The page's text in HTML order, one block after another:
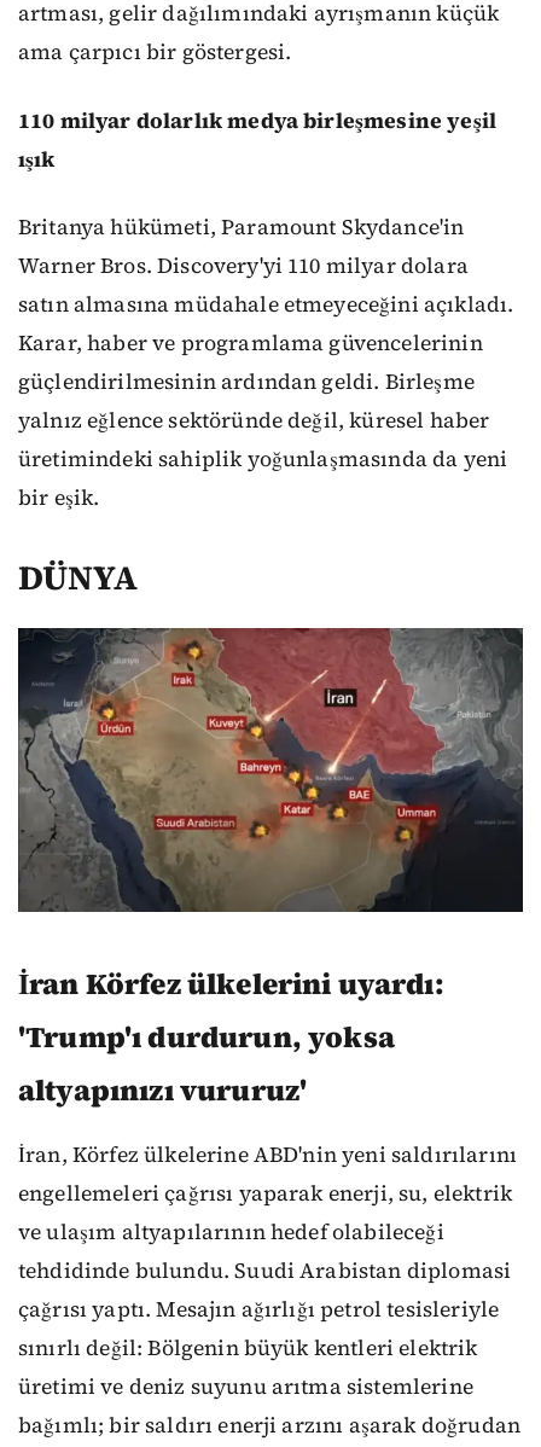
artması, gelir dağılımındaki ayrışmanın küçük
ama çarpıcı bir göstergesi.
110 milyar dolarlık medya birleşmesine yeşil
ışık
Britanya hükümeti, Paramount Skydance'in
Warner Bros. Discovery'yi 110 milyar dolara
satın almasına müdahale etmeyeceğini açıkladı.
Karar, haber ve programlama güvencelerinin
güçlendirilmesinin ardından geldi. Birleşme
yalnız eğlence sektöründe değil, küresel haber
üretimindeki sahiplik yoğunlaşmasında da yeni
bir eşik.
DÜNYA
İran Körfez ülkelerini uyardı:
'Trump'ı durdurun, yoksa
altyapınızı vururuz'
İran, Körfez ülkelerine ABD'nin yeni saldırılarını
engellemeleri çağrısı yaparak enerji, su, elektrik
ve ulaşım altyapılarının hedef olabileceği
tehdidinde bulundu. Suudi Arabistan diplomasi
çağrısı yaptı. Mesajın ağırlığı petrol tesisleriyle
sınırlı değil: Bölgenin büyük kentleri elektrik
üretimi ve deniz suyunu arıtma sistemlerine
bağımlı; bir saldırı enerji arzını aşarak doğrudan